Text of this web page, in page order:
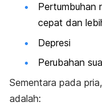
Pertumbuhan
cepat dan
Depresi
Perubahan
Sementara pada
adalah: